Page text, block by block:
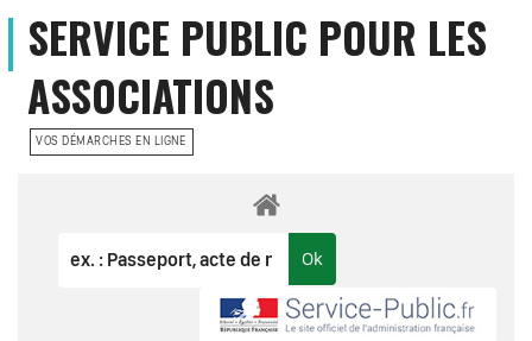
SERVICE PUBLIC POUR LES
ASSOCIATIONS
VOS DÉMARCHES EN LIGNE